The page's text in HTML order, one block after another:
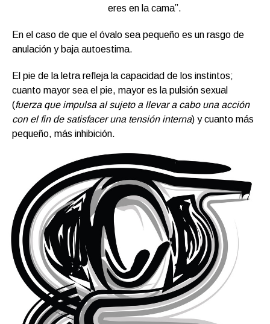
eres en la cama”.
En el caso de que el óvalo sea pequeño es un rasgo de
anulación y baja autoestima.
El pie de la letra refleja la capacidad de los instintos;
cuanto mayor sea el pie, mayor es la pulsión sexual
(fuerza que impulsa al sujeto a llevar a cabo una acción
con el fin de satisfacer una tensión interna) y cuanto más
pequeño, más inhibición.